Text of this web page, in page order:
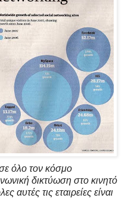
όλο τον κόσμο
δικτύωση στο κινητό
αυτές τις εταιρείες είναι